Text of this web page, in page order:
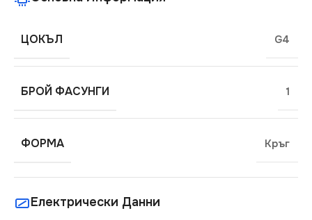
ЦОКЪЛ G4
БРОЙ ФАСУНГИ 1
ФОРМА Кръг
Електрически Данни